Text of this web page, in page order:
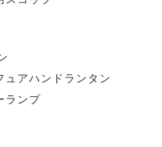
ュアハンドランタン
ランプ